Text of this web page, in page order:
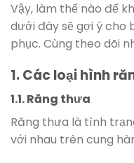
Vậy, làm thế nào để
dưới đây sẽ gợi ý cho
phục. Cùng theo dõi
1. Các loại hình
1.1. Răng thưa
Răng thưa là tình
với nhau trên cung